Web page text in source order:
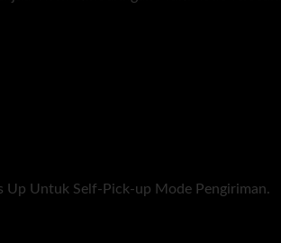
Up Untuk Self-Pick-up Mode Pengiriman.